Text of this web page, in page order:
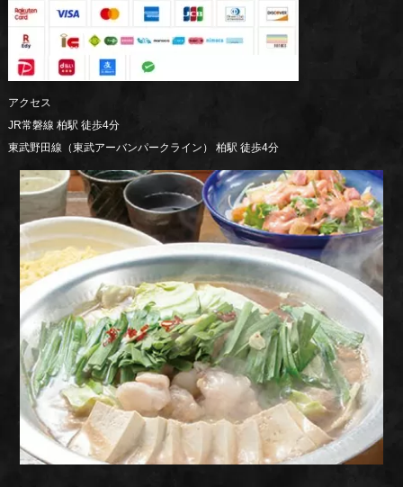
アクセス
JR常磐線 柏駅 徒歩4分
東武野田線（東武アーバンパークライン） 柏駅 徒歩4分